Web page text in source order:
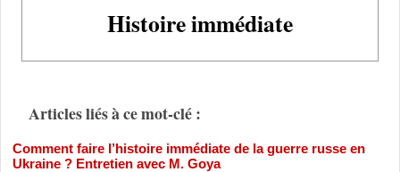
Histoire immédiate
Articles liés à ce mot-clé :
Comment faire l’histoire immédiate de la guerre russe en
Ukraine ? Entretien avec M. Goya